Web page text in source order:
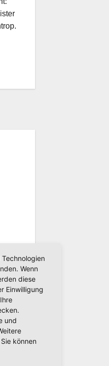
Das
Wenn
diese
Einwilligung
und
können